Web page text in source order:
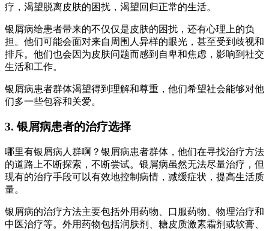
疗，渴望脱离皮肤的困扰，渴望回归正常的生活。
银屑病给患者带来的不仅仅是皮肤的困扰，还有心理上的负
担。他们可能会面对来自周围人异样的眼光，甚至受到歧视和
排斥。他们也会因为皮肤问题而感到自卑和焦虑，影响到社交
生活和工作。
银屑病患者群体渴望得到理解和尊重，他们希望社会能够对他
们多一些包容和关爱。
3. 银屑病患者的治疗选择
哪里有银屑病人群啊？银屑病患者群体，他们在寻找治疗方法
的道路上不断探索，不断尝试。银屑病虽然无法尽量治疗，但
现有的治疗手段可以有效地控制病情，减缓症状，提高生活质
量。
银屑病的治疗方法主要包括外用药物、口服药物、物理治疗和
中医治疗等。外用药物包括润肤剂、糖皮质激素霜剂或软膏、